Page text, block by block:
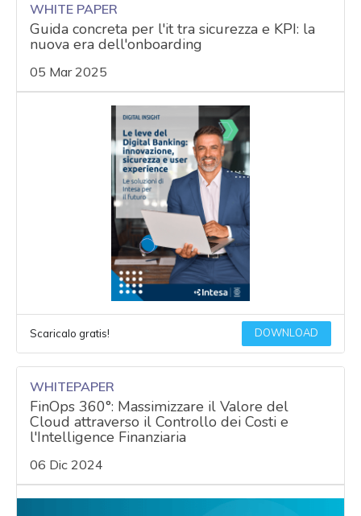
WHITE PAPER
Guida concreta per l'it tra sicurezza e KPI: la
nuova era dell'onboarding
05 Mar 2025
Scaricalo gratis! DOWNLOAD
WHITEPAPER
FinOps 360°: Massimizzare il Valore del
Cloud attraverso il Controllo dei Costi e
l'Intelligence Finanziaria
06 Dic 2024